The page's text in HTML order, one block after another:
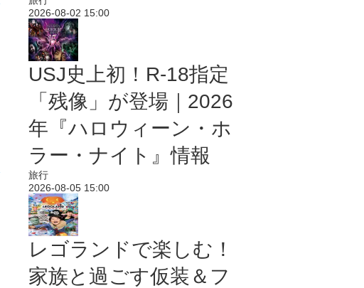
2026-08-02 15:00
USJ史上初！R-18指定
「残像」が登場｜2026
年『ハロウィーン・ホ
ラー・ナイト』情報
旅行
2026-08-05 15:00
レゴランドで楽しむ！
家族と過ごす仮装＆フ